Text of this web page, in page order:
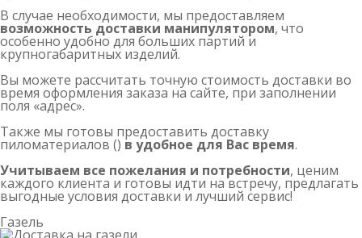
В случае необходимости, мы предоставляем
возможность доставки манипулятором, что
особенно удобно для больших партий и
крупногабаритных изделий.
Вы можете рассчитать точную стоимость доставки во
время оформления заказа на сайте, при заполнении
поля «адрес».
Также мы готовы предоставить доставку
пиломатериалов () в удобное для Вас время.
Учитываем все пожелания и потребности, ценим
каждого клиента и готовы идти на встречу, предлагать
выгодные условия доставки и лучший сервис!
Газель